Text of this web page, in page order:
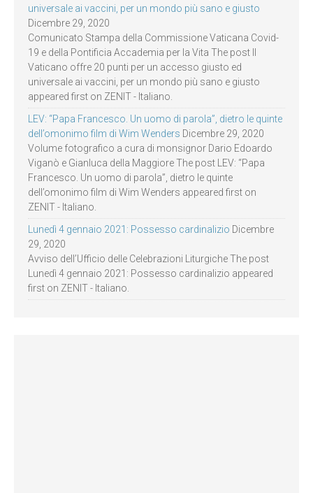
universale ai vaccini, per un mondo più sano e giusto
Dicembre 29, 2020
Comunicato Stampa della Commissione Vaticana Covid-
19 e della Pontificia Accademia per la Vita The post Il
Vaticano offre 20 punti per un accesso giusto ed
universale ai vaccini, per un mondo più sano e giusto
appeared first on ZENIT - Italiano.
LEV: “Papa Francesco. Un uomo di parola”, dietro le quinte
dell’omonimo film di Wim Wenders Dicembre 29, 2020
Volume fotografico a cura di monsignor Dario Edoardo
Viganò e Gianluca della Maggiore The post LEV: “Papa
Francesco. Un uomo di parola”, dietro le quinte
dell’omonimo film di Wim Wenders appeared first on
ZENIT - Italiano.
Lunedì 4 gennaio 2021: Possesso cardinalizio Dicembre
29, 2020
Avviso dell’Ufficio delle Celebrazioni Liturgiche The post
Lunedì 4 gennaio 2021: Possesso cardinalizio appeared
first on ZENIT - Italiano.